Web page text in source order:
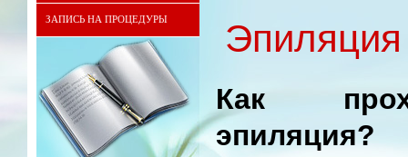
ЗАПИСЬ НА ПРОЦЕДУРЫ
Как
эпиляция?